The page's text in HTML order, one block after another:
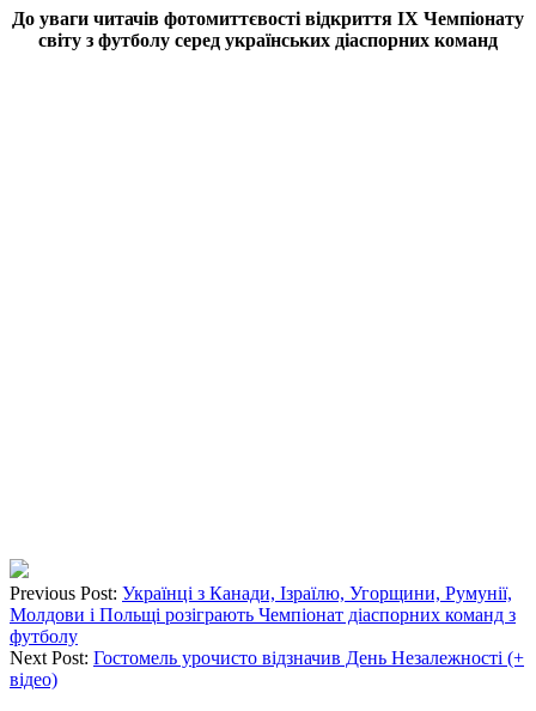
До уваги читачів фотомиттєвості відкриття IX Чемпіонату
світу з футболу серед українських діаспорних команд
Previous Post: Українці з Канади, Ізраїлю, Угорщини, Румунії,
Молдови і Польщі розіграють Чемпіонат діаспорних команд з
футболу
Next Post: Гостомель урочисто відзначив День Незалежності (+
відео)